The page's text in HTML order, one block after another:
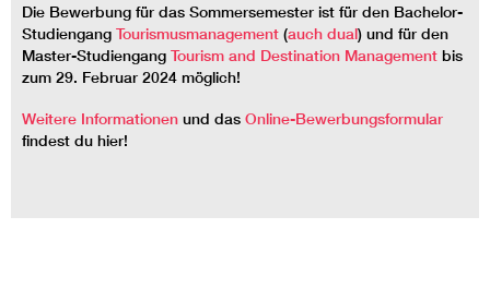
Die Bewerbung für das Sommersemester ist für den Bachelor-
Studiengang Tourismusmanagement (auch dual) und für den
Master-Studiengang Tourism and Destination Management bis
zum 29. Februar 2024 möglich!
Weitere Informationen und das Online-Bewerbungsformular
findest du hier!